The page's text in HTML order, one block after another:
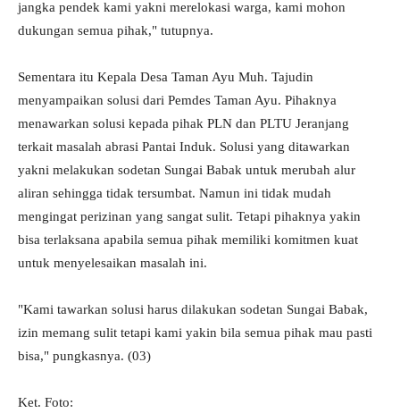
jangka pendek kami yakni merelokasi warga, kami mohon
dukungan semua pihak," tutupnya.
Sementara itu Kepala Desa Taman Ayu Muh. Tajudin
menyampaikan solusi dari Pemdes Taman Ayu. Pihaknya
menawarkan solusi kepada pihak PLN dan PLTU Jeranjang
terkait masalah abrasi Pantai Induk. Solusi yang ditawarkan
yakni melakukan sodetan Sungai Babak untuk merubah alur
aliran sehingga tidak tersumbat. Namun ini tidak mudah
mengingat perizinan yang sangat sulit. Tetapi pihaknya yakin
bisa terlaksana apabila semua pihak memiliki komitmen kuat
untuk menyelesaikan masalah ini.
"Kami tawarkan solusi harus dilakukan sodetan Sungai Babak,
izin memang sulit tetapi kami yakin bila semua pihak mau pasti
bisa," pungkasnya. (03)
Ket. Foto: